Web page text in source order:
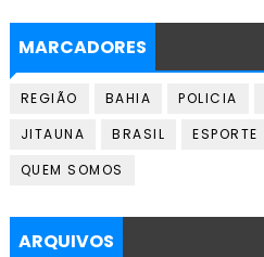
MARCADORES
REGIÃO BAHIA POLICIA
JITAUNA
BRASIL ESPORTE
QUEM SOMOS
ARQUIVOS